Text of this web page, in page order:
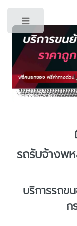
รถรับจ้างพ
บริการรถข
ก
Toggle